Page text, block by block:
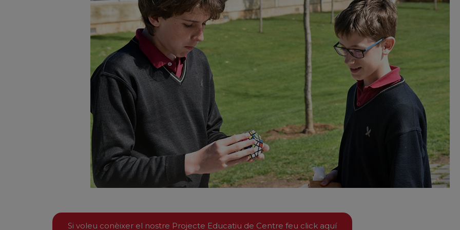
Si voleu conèixer el nostre Projecte Educatiu de Centre feu click aquí